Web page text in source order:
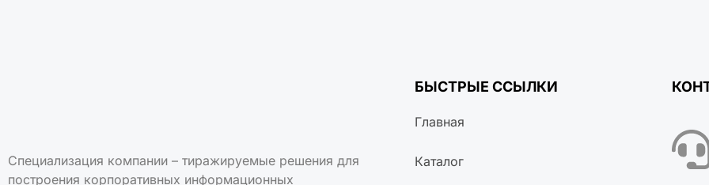
Специализация компании – тиражируемые решения для
построения корпоративных информационных
БЫСТРЫЕ ССЫЛКИ
Главная
Каталог